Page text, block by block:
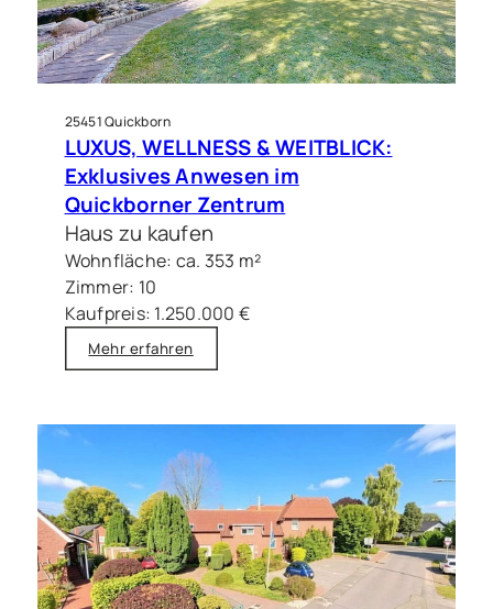
25451 Quickborn
LUXUS, WELLNESS & WEITBLICK:
Exklusives Anwesen im
Quickborner Zentrum
Haus zu kaufen
Wohnfläche: ca. 353 m²
Zimmer: 10
Kaufpreis: 1.250.000 €
Mehr erfahren